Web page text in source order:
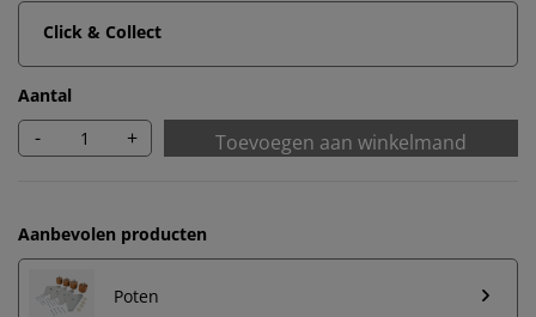
Click & Collect
Aantal
- + Toevoegen aan winkelmand
Aanbevolen producten
Poten